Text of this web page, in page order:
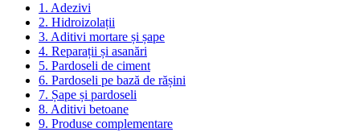
1. Adezivi
2. Hidroizolații
3. Aditivi mortare și șape
4. Reparații și asanări
5. Pardoseli de ciment
6. Pardoseli pe bază de rășini
7. Șape și pardoseli
8. Aditivi betoane
9. Produse complementare